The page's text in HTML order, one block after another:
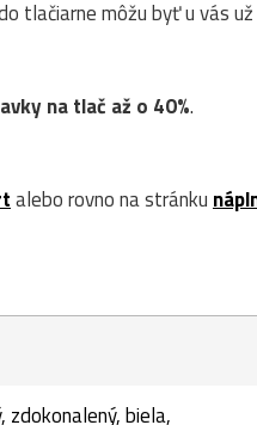
tlačiarne môžu byť u vás
na tlač až o 40%.
alebo rovno na stránku
biela,